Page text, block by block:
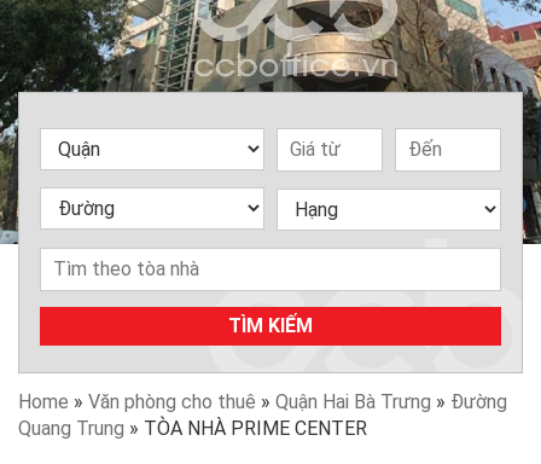
TÌM KIẾM
Home » Văn phòng cho thuê » Quận Hai Bà Trưng » Đường
Quang Trung » TÒA NHÀ PRIME CENTER